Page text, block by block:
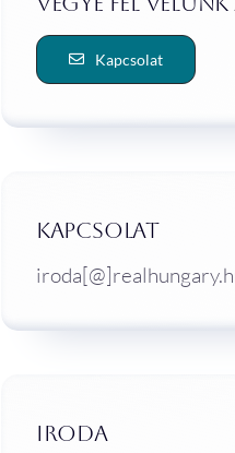
Kapcsolat
Kapcsolat
Iroda